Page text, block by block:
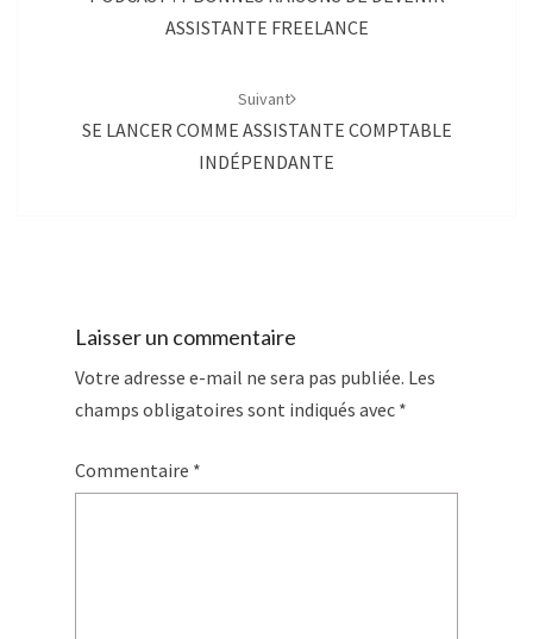
ASSISTANTE FREELANCE
Suivant
SE LANCER COMME ASSISTANTE COMPTABLE
INDÉPENDANTE
Laisser un commentaire
Votre adresse e-mail ne sera pas publiée. Les
champs obligatoires sont indiqués avec *
Commentaire *